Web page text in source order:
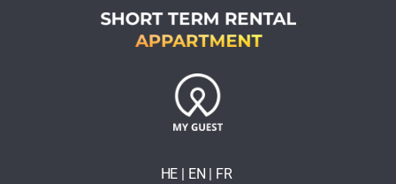
HE | EN FR